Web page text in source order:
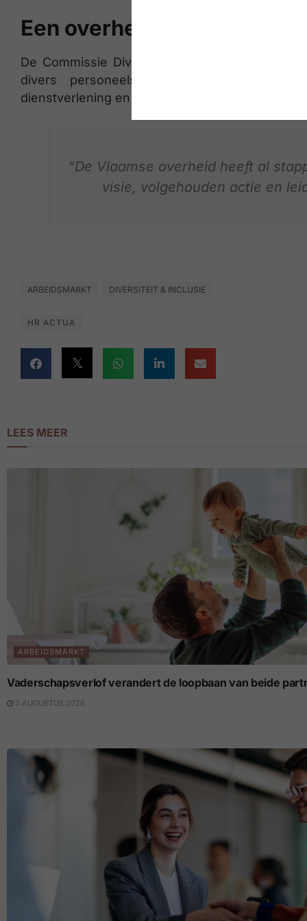
Een overheid die haar
De Commissie Diversiteit benadrukt dat de
divers personeelsbestand is niet alleen
dienstverlening en maatschappelijke legitimiteit.
“De Vlaamse overheid heeft al
visie, volgehouden actie en
ARBEIDSMARKT DIVERSITEIT & INCLUSIE
HR ACTUA
LEES MEER
ARBEIDSMARKT
Vaderschapsverlof verandert de loopbaan van beide
3 AUGUSTUS 2026